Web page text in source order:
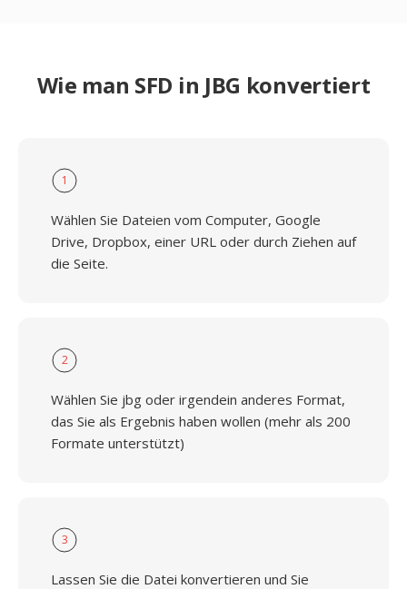
Wie man SFD in JBG konvertiert
1
Wählen Sie Dateien vom Computer, Google
Drive, Dropbox, einer URL oder durch Ziehen auf
die Seite.
2
Wählen Sie jbg oder irgendein anderes Format,
das Sie als Ergebnis haben wollen (mehr als 200
Formate unterstützt)
3
Lassen Sie die Datei konvertieren und Sie